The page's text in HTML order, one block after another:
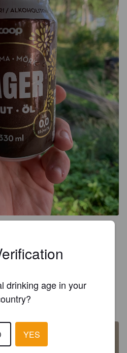
tapaa ihan jees. En tiedä
drinking age in your
YES